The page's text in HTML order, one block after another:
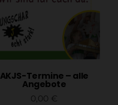
AKJS-Termine – alle
Angebote
0,00 €